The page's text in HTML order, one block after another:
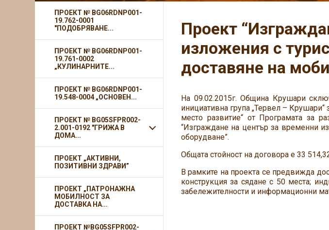
Проект
изложения с
доставяне на
На 09.02.2015г. Община Крушари
инициативна група „Тервел –
место развитие“ от Програмата за
“Изграждане на център за временни
оборудване”.
Общата стойност на договора е 33
В рамките на проекта се предвижда
конструкция за сядане с 50 места;
забележителности и информационни
ПРОЕКТ № BG06RDNP001-
19.762-0001
"ПОДОБРЯВАНЕ...
ПРОЕКТ № BG06RDNP001-
19.761-0002
„КУЛИНАРНИТЕ...
ПРОЕКТ № BG06RDNP001-
19.548-0004 „ОСНОВЕН...
ПРОЕКТ № BG05SFPR002-
2.001-0192 "ГРИЖА В
ДОМА...
ПРОЕКТ „АКТИВНИ,
ПОЗИТИВНИ ЗДРАВИ”
ПРОЕКТ „ПАТРОНАЖНА
МОБИЛНОСТ ЗА
ДОСТАВКА НА...
ПРОЕКТ №BG05SFPR002-